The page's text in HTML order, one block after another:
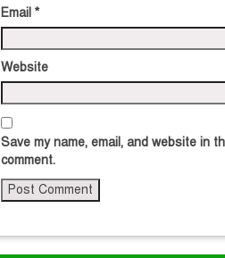
Email *
Website
Save my name, email, and website in
comment.